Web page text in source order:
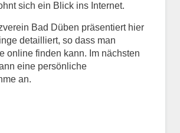
sich ein Blick ins Internet.
Bad Düben präsentiert hier
detailliert, so dass man
online finden kann. Im nächsten
eine persönliche
an.